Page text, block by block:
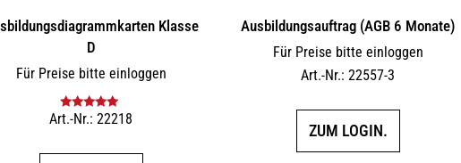
Klasse
D
Für Preise bitte einloggen
Bewertet mit
Art.-Nr.: 22218
Ausbildungsauftrag (AGB 6 Monate)
Für Preise bitte einloggen
Art.-Nr.: 22557-3
ZUM LOGIN.